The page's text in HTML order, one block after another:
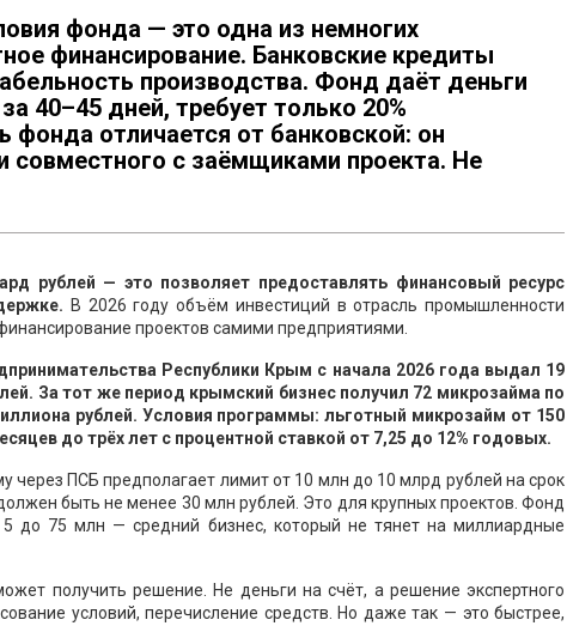
фонда — это одна из немногих
финансирование. Банковские кредиты
производства. Фонд даёт деньги
40–45 дней, требует только 20%
фонда отличается от банковской: он
совместного с заёмщиками проекта. Не
рублей — это позволяет предоставлять финансовый ресурс
В 2026 году объём инвестиций в отрасль промышленности
проектов самими предприятиями.
Республики Крым с начала 2026 года выдал 19
За тот же период крымский бизнес получил 72 микрозайма по
рублей. Условия программы: льготный микрозайм от 150
до трёх лет с процентной ставкой от 7,25 до 12% годовых.
через ПСБ предполагает лимит от 10 млн до 10 млрд рублей на срок
быть не менее 30 млн рублей. Это для крупных проектов. Фонд
до 75 млн — средний бизнес, который не тянет на миллиардные
получить решение. Не деньги на счёт, а решение экспертного
условий, перечисление средств. Но даже так — это быстрее,